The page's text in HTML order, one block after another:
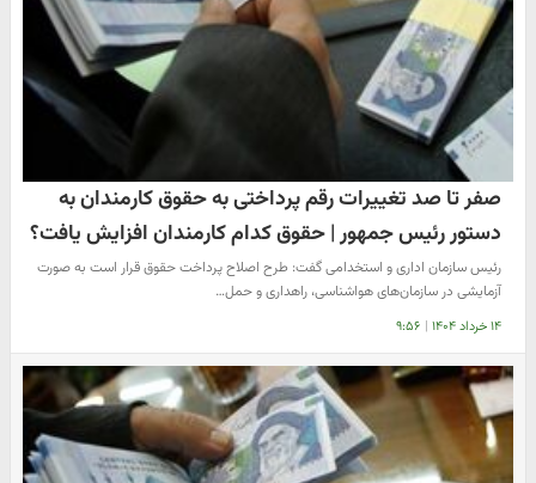
صفر تا صد تغییرات رقم پرداختی به حقوق کارمندان به
دستور رئیس جمهور | حقوق کدام کارمندان افزایش یافت؟
رئیس سازمان اداری و استخدامی گفت: طرح اصلاح پرداخت حقوق قرار است به صورت
آزمایشی در سازمان‌های هواشناسی، راهداری و حمل…
۱۴ خرداد ۱۴۰۴ | ۹:۵۶